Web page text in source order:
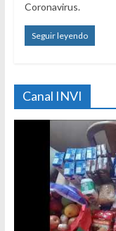
Coronavirus.
Seguir leyendo
Canal INVI